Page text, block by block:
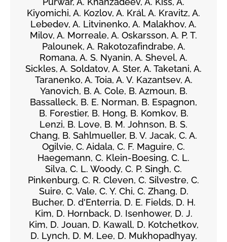
Kiyomichi, A. Kozlov, A. Král, A. Kravitz, A.
Lebedev, A. Litvinenko, A. Malakhov, A.
Milov, A. Morreale, A. Oskarsson, A. P. T.
Palounek, A. Rakotozafindrabe, A.
Romana, A. S. Nyanin, A. Shevel, A.
Sickles, A. Soldatov, A. Ster, A. Taketani, A.
Taranenko, A. Toia, A. V. Kazantsev, A.
Yanovich, B. A. Cole, B. Azmoun, B.
Bassalleck, B. E. Norman, B. Espagnon,
B. Forestier, B. Hong, B. Komkov, B.
Lenzi, B. Love, B. M. Johnson, B. S.
Chang, B. Sahlmueller, B. V. Jacak, C. A.
Ogilvie, C. Aidala, C. F. Maguire, C.
Haegemann, C. Klein-Boesing, C. L.
Silva, C. L. Woody, C. P. Singh, C.
Pinkenburg, C. R. Cleven, C. Silvestre, C.
Suire, C. Vale, C. Y. Chi, C. Zhang, D.
Bucher, D. d'Enterria, D. E. Fields, D. H.
Kim, D. Hornback, D. Isenhower, D. J.
Kim, D. Jouan, D. Kawall, D. Kotchetkov,
D. Lynch, D. M. Lee, D. Mukhopadhyay,